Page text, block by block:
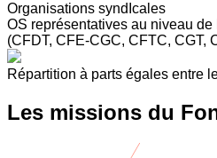
Organisations syndIcales
OS représentatives au niveau de
(CFDT, CFE-CGC, CFTC, CGT,
Répartition à parts égales entre
Les missions du